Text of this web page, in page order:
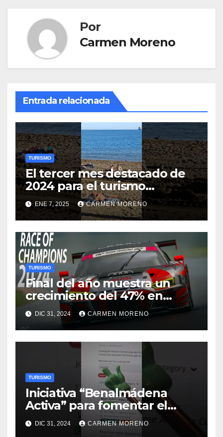
Por
Carmen Moreno
Entrada relacionada
TURISMO
El tercer mes destacado de
2024 para el turismo
nacional en Málaga
ENE 7, 2025 CARMEN MORENO
TURISMO
Final del año muestra un
crecimiento del 47% en
visitantes interesados en
deportes en Torremolinos,
generando ingresos
superiores a dos millones de
DIC 31, 2024 CARMEN MORENO
TURISMO
Iniciativa “Benalmádena
Activa” para fomentar el
trabajo ya en funcionamiento
DIC 31, 2024 CARMEN MORENO